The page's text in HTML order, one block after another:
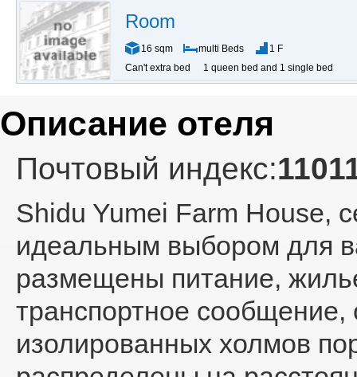
Room
16 sqm multi Beds
1 F
Can't extra bed
1 queen bed and 1 single bed
Описание отеля
Почтовый индекс:
Shidu Yumei Farm House,
идеальным выбором для
размещены питание,
транспортное
изолированных холмов